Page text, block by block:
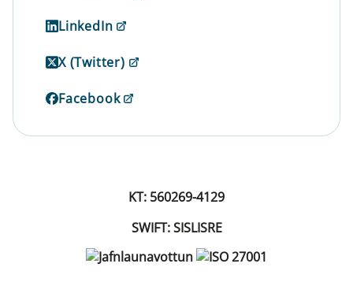
LinkedIn
X (Twitter)
Facebook
KT: 560269-4129
SWIFT: SISLISRE